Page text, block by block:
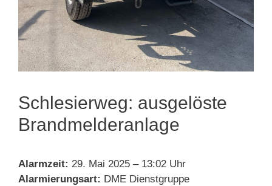
Schlesierweg: ausgelöste
Brandmelderanlage
Alarmzeit: 29. Mai 2025 – 13:02 Uhr
Alarmierungsart: DME Dienstgruppe